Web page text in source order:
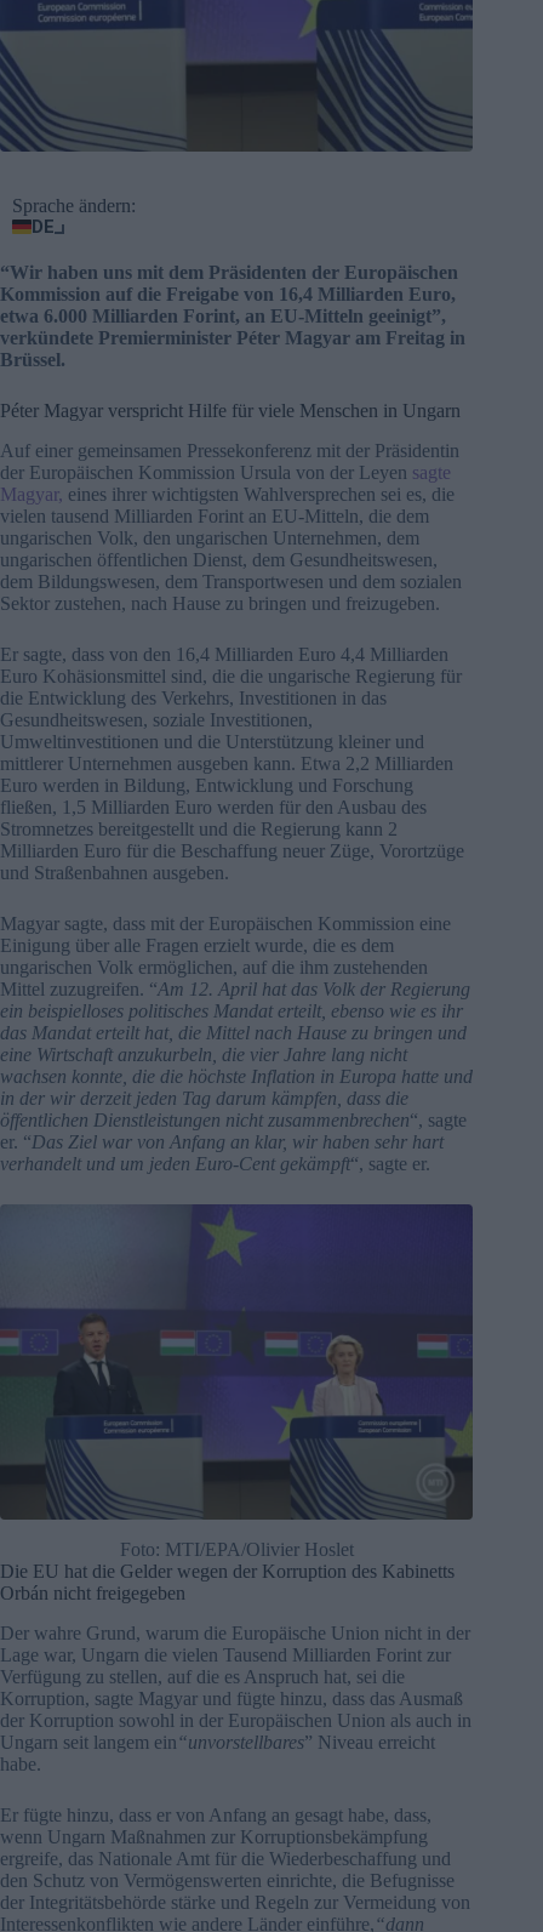
Sprache ändern:
DE
“Wir haben uns mit dem Präsidenten der Europäischen
Kommission auf die Freigabe von 16,4 Milliarden Euro,
etwa 6.000 Milliarden Forint, an EU-Mitteln geeinigt”,
verkündete Premierminister Péter Magyar am Freitag in
Brüssel.
Péter Magyar verspricht Hilfe für viele Menschen in Ungarn
Auf einer gemeinsamen Pressekonferenz mit der Präsidentin
der Europäischen Kommission Ursula von der Leyen sagte
Magyar, eines ihrer wichtigsten Wahlversprechen sei es, die
vielen tausend Milliarden Forint an EU-Mitteln, die dem
ungarischen Volk, den ungarischen Unternehmen, dem
ungarischen öffentlichen Dienst, dem Gesundheitswesen,
dem Bildungswesen, dem Transportwesen und dem sozialen
Sektor zustehen, nach Hause zu bringen und freizugeben.
Er sagte, dass von den 16,4 Milliarden Euro 4,4 Milliarden
Euro Kohäsionsmittel sind, die die ungarische Regierung für
die Entwicklung des Verkehrs, Investitionen in das
Gesundheitswesen, soziale Investitionen,
Umweltinvestitionen und die Unterstützung kleiner und
mittlerer Unternehmen ausgeben kann. Etwa 2,2 Milliarden
Euro werden in Bildung, Entwicklung und Forschung
fließen, 1,5 Milliarden Euro werden für den Ausbau des
Stromnetzes bereitgestellt und die Regierung kann 2
Milliarden Euro für die Beschaffung neuer Züge, Vorortzüge
und Straßenbahnen ausgeben.
Magyar sagte, dass mit der Europäischen Kommission eine
Einigung über alle Fragen erzielt wurde, die es dem
ungarischen Volk ermöglichen, auf die ihm zustehenden
Mittel zuzugreifen. “Am 12. April hat das Volk der Regierung
ein beispielloses politisches Mandat erteilt, ebenso wie es ihr
das Mandat erteilt hat, die Mittel nach Hause zu bringen und
eine Wirtschaft anzukurbeln, die vier Jahre lang nicht
wachsen konnte, die die höchste Inflation in Europa hatte und
in der wir derzeit jeden Tag darum kämpfen, dass die
öffentlichen Dienstleistungen nicht zusammenbrechen“, sagte
er. “Das Ziel war von Anfang an klar, wir haben sehr hart
verhandelt und um jeden Euro-Cent gekämpft“, sagte er.
Foto: MTI/EPA/Olivier Hoslet
Die EU hat die Gelder wegen der Korruption des Kabinetts
Orbán nicht freigegeben
Der wahre Grund, warum die Europäische Union nicht in der
Lage war, Ungarn die vielen Tausend Milliarden Forint zur
Verfügung zu stellen, auf die es Anspruch hat, sei die
Korruption, sagte Magyar und fügte hinzu, dass das Ausmaß
der Korruption sowohl in der Europäischen Union als auch in
Ungarn seit langem ein“unvorstellbares” Niveau erreicht
habe.
Er fügte hinzu, dass er von Anfang an gesagt habe, dass,
wenn Ungarn Maßnahmen zur Korruptionsbekämpfung
ergreife, das Nationale Amt für die Wiederbeschaffung und
den Schutz von Vermögenswerten einrichte, die Befugnisse
der Integritätsbehörde stärke und Regeln zur Vermeidung von
Interessenkonflikten wie andere Länder einführe,“dann